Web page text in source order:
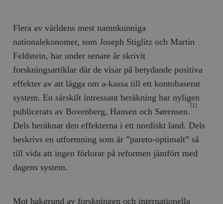
Flera av världens mest namnkunniga
nationalekonomer, som Joseph Stiglitz och Martin
Feldstein, har under senare år skrivit
forskningsartiklar där de visar på betydande positiva
effekter av att lägga om a-kassa till ett kontobaserat
system. En särskilt intressant beräkning har nyligen
publicerats av Bovenberg, Hansen och Sørensen.
[1]
Dels beräknar den effekterna i ett nordiskt land. Dels
beskrivs en utformning som är ”pareto-optimalt” så
till vida att ingen förlorar på reformen jämfört med
dagens system.
Mot bakgrund av forskningen och internationella